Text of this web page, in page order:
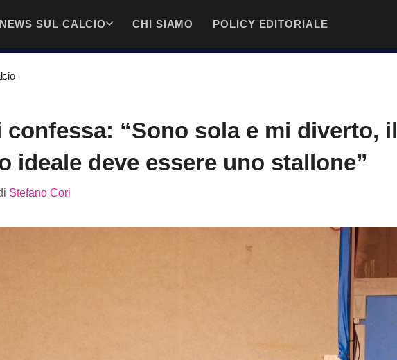
NEWS SUL CALCIO CHI SIAMO POLICY EDITORIALE
confessa: “Sono sola e mi diverto, il
ideale deve essere uno stallone”
Stefano Cori